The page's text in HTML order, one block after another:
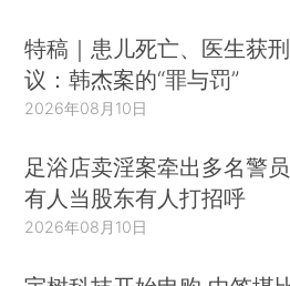
特稿｜患儿死亡、医生获
议：韩杰案的“罪与罚”
2026年08月10日
足浴店卖淫案牵出多名警员
有人当股东有人打招呼
2026年08月10日